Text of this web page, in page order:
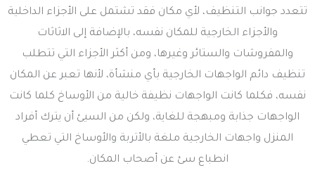
تتعدد جوانب التنظيف، لأي مكان فقد تشتمل على الأجزاء الداخلية
والأجزاء الخارجية للمكان نفسه، بالإضافة إلى الاثاثات
والمفروشات والستائر وغيرها، ومن أكثر الأجزاء التي تتطلب
تنظيف دائم الواجهات الخارجية بأي منشأة، لأنها تعبر عن المكان
نفسه، فكلما كانت الواجهات نظيفة خالية من الأوساخ كلما كانت
الواجهات جذابة ومبهجة للغاية، ولكن من السيئ أن يترك أفراد
المنزل واجهات الخارجية ملغة بالأتربة والأوساخ التي تعطي
انطباع سئ عن أصحاب المكان.